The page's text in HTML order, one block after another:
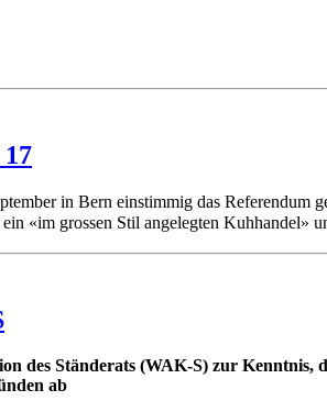
in Bern einstimmig das Referendum
«im grossen Stil angelegten Kuhhandel»
des Ständerats (WAK-S) zur
ab